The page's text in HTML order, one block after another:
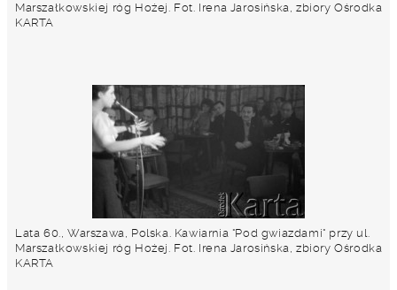
Marszałkowskiej róg Hożej. Fot. Irena Jarosińska, zbiory Ośrodka
KARTA
Lata 60., Warszawa, Polska. Kawiarnia "Pod gwiazdami" przy ul.
Marszałkowskiej róg Hożej. Fot. Irena Jarosińska, zbiory Ośrodka
KARTA